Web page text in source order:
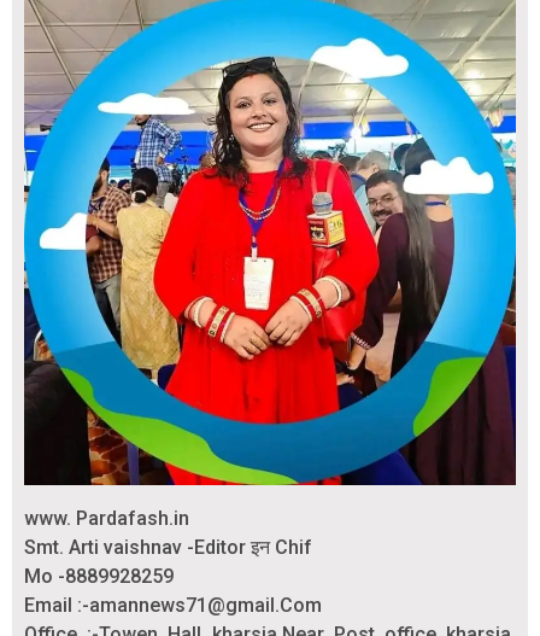
www. Pardafash.in
Smt. Arti vaishnav -Editor इन Chif
Mo -8889928259
Email :-amannews71@gmail.Com